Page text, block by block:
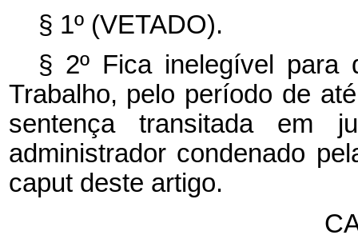
§ 1º (VETADO).
§ 2º Fica inelegível para
Trabalho, pelo período de
sentença transitada em
administrador condenado
caput deste artigo.